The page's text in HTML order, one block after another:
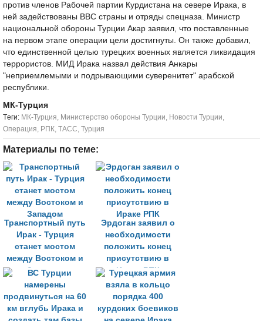
против членов Рабочей партии Курдистана на севере Ирака, в
ней задействованы ВВС страны и отряды спецназа. Министр
национальной обороны Турции Акар заявил, что поставленные
на первом этапе операции цели достигнуты. Он также добавил,
что единственной целью турецких военных является ликвидация
террористов. МИД Ирака назвал действия Анкары
"неприемлемыми и подрывающими суверенитет" арабской
республики.
МК-Турция
Tеги: МК-Турция, Министерство обороны Турции, Новости Турции,
Операция, РПК, ТАСС, Турция
Материалы по теме:
Транспортный путь
Ирак - Турция
станет мостом
между Востоком и
Западом
Эрдоган заявил о
необходимости
положить конец
присутствию в
Ираке РПК